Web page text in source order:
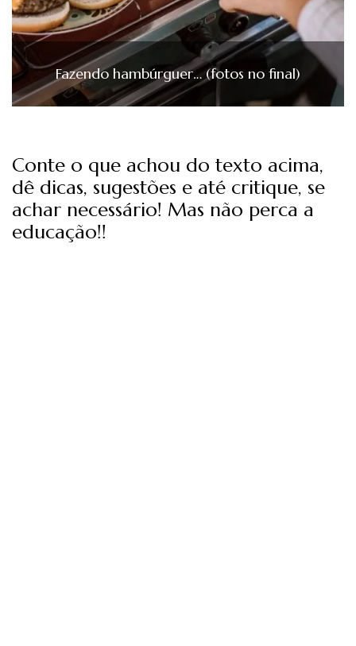
Fazendo hambúrguer… (fotos no final)
Conte o que achou do texto acima,
dê dicas, sugestões e até critique, se
achar necessário! Mas não perca a
educação!!